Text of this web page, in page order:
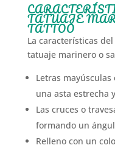
TATUAJE
TATTOO
La características
tatuaje marinero o
Letras
una asta estrecha
Las cruces o
formando un
Relleno con un